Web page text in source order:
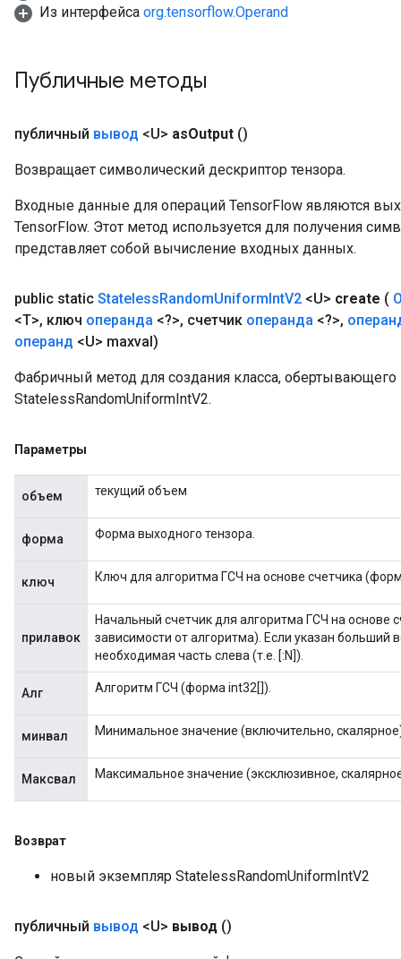
Из интерфейса org.tensorflow.Operand
Публичные методы
публичный вывод <U> asOutput ()
Возвращает символический дескриптор тензора.
Входные данные для операций TensorFlow являются
TensorFlow. Этот метод используется для получения
представляет собой вычисление входных данных.
public static StatelessRandomUniformIntV2 <U> create (
<T>, ключ операнда <?>, счетчик операнда <?>,
операнд <U> maxval)
Фабричный метод для создания класса,
StatelessRandomUniformIntV2.
Параметры
объем текущий объем
форма Форма выходного тензора.
ключ Ключ для алгоритма ГСЧ на основе счетчика
прилавок
Начальный счетчик для алгоритма ГСЧ на основе
зависимости от алгоритма). Если указан больший
необходимая часть слева (т.е. [:N]).
Алг Алгоритм ГСЧ (форма int32[]).
минвал Минимальное значение (включительно,
Максвал Максимальное значение (эксклюзивное,
Возврат
новый экземпляр StatelessRandomUniformIntV2
публичный вывод <U> вывод ()